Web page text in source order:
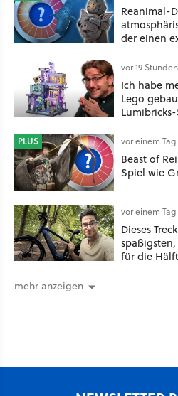
Reanimal-
der einen
vor 19 Stunden
Ich habe
Lego
Stack im Test
PLUS vor einem Tag
Beast of
Spiel wie
vor einem Tag
Dieses
für die
mehr anzeigen